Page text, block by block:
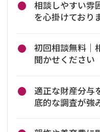
相談しやすい雰
を心掛けており
初回相談無料｜
聞かせください
適正な財産分与
底的な調査が強